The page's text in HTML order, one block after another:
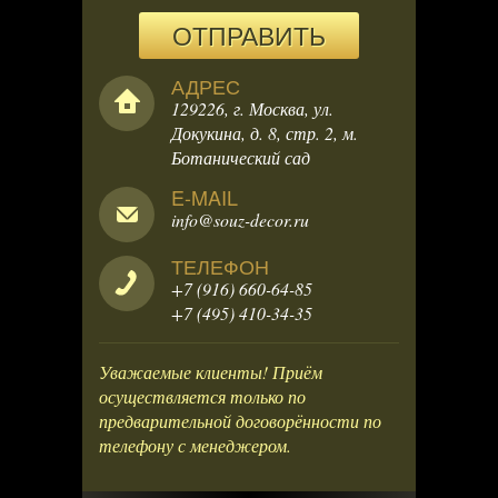
ОТПРАВИТЬ
АДРЕС
129226, г. Москва, ул.
Докукина, д. 8, стр. 2, м.
Ботанический сад
E-MAIL
info@souz-decor.ru
ТЕЛЕФОН
+7 (916) 660-64-85
+7 (495) 410-34-35
Уважаемые клиенты! Приём
осуществляется только по
предварительной договорённости по
телефону с менеджером.